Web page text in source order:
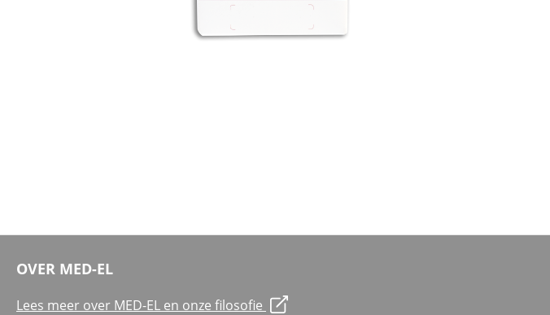
OVER MED-EL
Lees meer over MED-EL en onze filosofie